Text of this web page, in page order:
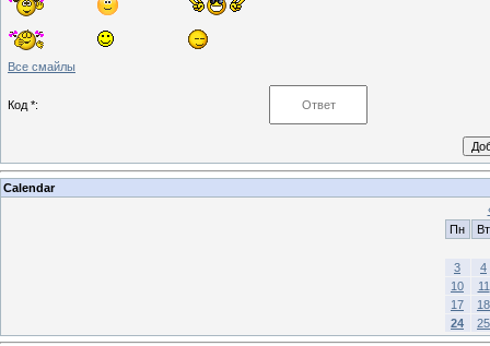
Все смайлы
Код *:
Calendar
Пн
Вт
3
4
10
11
17
18
24
25